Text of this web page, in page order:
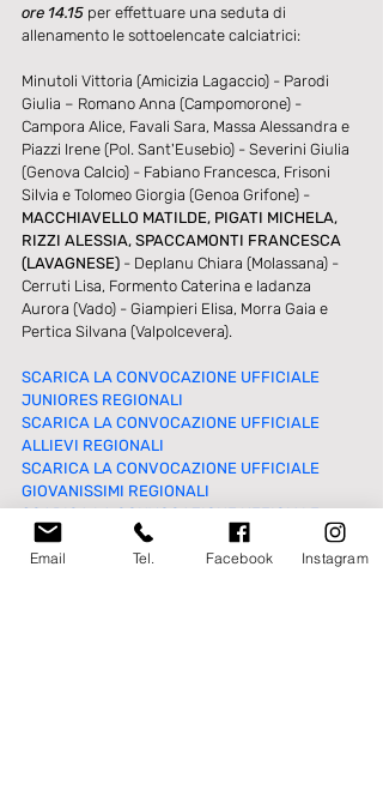
ore 14.15 per effettuare una seduta di
allenamento le sottoelencate calciatrici:
Minutoli Vittoria (Amicizia Lagaccio) - Parodi
Giulia – Romano Anna (Campomorone) -
Campora Alice, Favali Sara, Massa Alessandra e
Piazzi Irene (Pol. Sant'Eusebio) - Severini Giulia
(Genova Calcio) - Fabiano Francesca, Frisoni
Silvia e Tolomeo Giorgia (Genoa Grifone) -
MACCHIAVELLO MATILDE, PIGATI MICHELA,
RIZZI ALESSIA, SPACCAMONTI FRANCESCA
(LAVAGNESE) - Deplanu Chiara (Molassana) -
Cerruti Lisa, Formento Caterina e Iadanza
Aurora (Vado) - Giampieri Elisa, Morra Gaia e
Pertica Silvana (Valpolcevera).
SCARICA LA CONVOCAZIONE UFFICIALE
JUNIORES REGIONALI
SCARICA LA CONVOCAZIONE UFFICIALE
ALLIEVI REGIONALI
SCARICA LA CONVOCAZIONE UFFICIALE
GIOVANISSIMI REGIONALI
SCARICA LA CONVOCAZIONE UFFICIALE
GIOVANISSIMI CHIAVARI
SCARICA LA CONVOCAZIONE UFFICIALE
Email Tel. Facebook Instagram